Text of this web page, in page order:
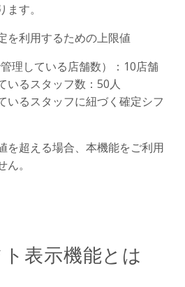
す。
を利用するための上限値
理している店舗数）：10店舗
いるスタッフ数：50人
いるスタッフに紐づく確定シフ
を超える場合、本機能をご利用
。
表示機能とは